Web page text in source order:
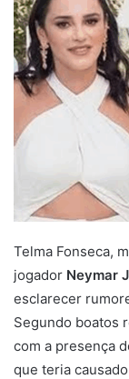
Telma Fonseca,
jogador Neymar
esclarecer
Segundo boatos
com a presença
que teria